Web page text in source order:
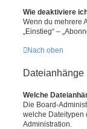
Wie deaktiviere
Wenn du mehrere
„Einstieg“ –
Nach oben
Dateianhänge
Welche
Die Board-
welche Dateitypen
Administration.